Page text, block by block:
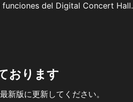
del Digital Concert Hall.
おります
新版に更新してください。